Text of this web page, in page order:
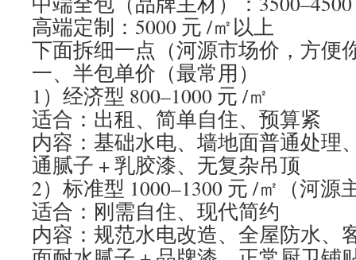
高端定制：5000 元 /㎡以上
下面拆细一点（河源市场价，方便
一、半包单价（最常用）
1）经济型 800–1000 元 /㎡
适合：出租、简单自住、预算紧
内容：基础水电、墙地面普通处理
通腻子 + 乳胶漆、无复杂吊顶
2）标准型 1000–1300 元 /㎡（河源
适合：刚需自住、现代简约
内容：规范水电改造、全屋防水、